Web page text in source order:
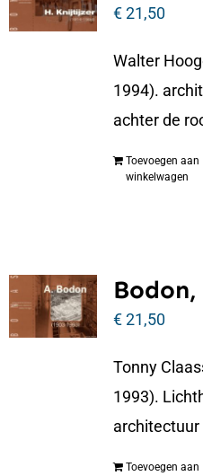
€21,50
Walter
1994).
achter de
Toevoegen aan
winkelwagen
Bodon,
€21,50
Tonny
1993).
Toevoegen aan